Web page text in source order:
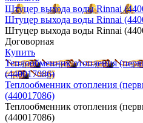
Штуцер выхода воды Rinnai
Штуцер выхода воды Rinnai
Штуцер выхода воды Rinnai
Договорная
Купить
Теплообменник отопления
(440017086)
Теплообменник отопления
(440017086)
Теплообменник отопления
(440017086)